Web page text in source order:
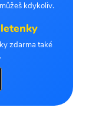
kdykoliv.
zdarma také